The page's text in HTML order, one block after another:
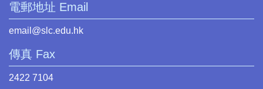
電郵地址 Email
email@slc.edu.hk
傳真 Fax
2422 7104